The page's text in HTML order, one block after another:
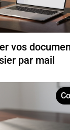
vos
par mail